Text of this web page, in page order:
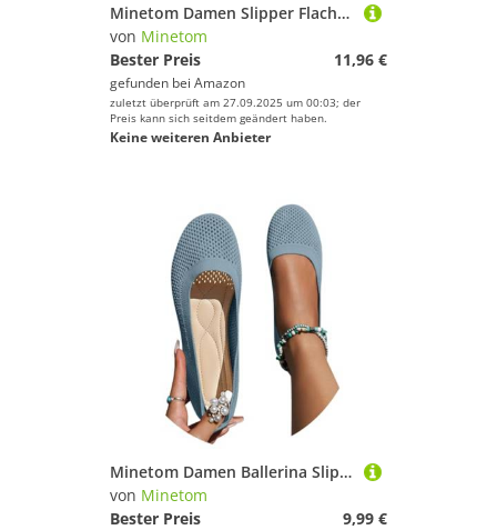
Minetom Damen Slipper Flache Atmungsaktive Cutouts Römersandalen Modische Geschlossene Slippers Frauen Low Top Halbschuhe Slip On Bootsschuhe Schlupfschuhe Lässige Damenschuhe B Blau 42 EU
von Minetom
Bester Preis
11,96 €
gefunden bei Amazon
zuletzt überprüft am 27.09.2025 um 00:03; der
Preis kann sich seitdem geändert haben.
Keine weiteren Anbieter
Minetom Damen Ballerina Slip On Schuhe rutschfest Stricken Sneaker Bequem Atmungsaktiv Sommer Sportlich Frauen Flache Komfort Flats A Grau 36 EU
von Minetom
Bester Preis
9,99 €